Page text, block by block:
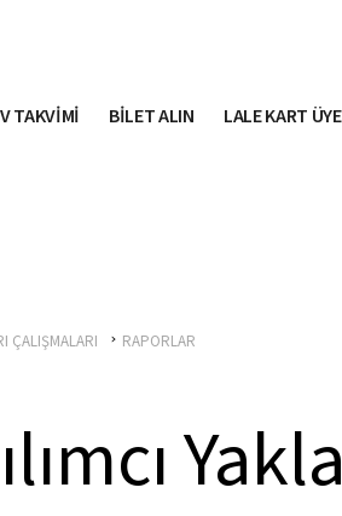
TAKVİMİ BİLET ALIN LALE KART
ÇALIŞMALARI RAPORLAR